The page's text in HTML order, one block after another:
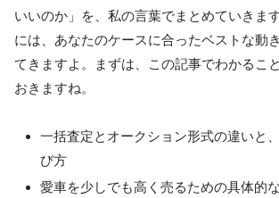
いいのか」を、私の言葉でまとめていきま
には、あなたのケースに合ったベストな動
てきますよ。まずは、この記事でわかるこ
おきますね。
一括査定とオークション形式の違いと
び方
愛車を少しでも高く売るための具体的